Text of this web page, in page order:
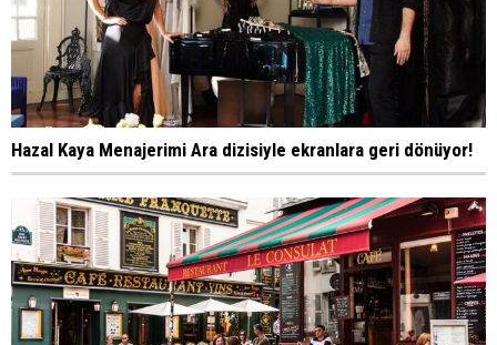
Hazal Kaya Menajerimi Ara dizisiyle ekranlara geri dönüyor!